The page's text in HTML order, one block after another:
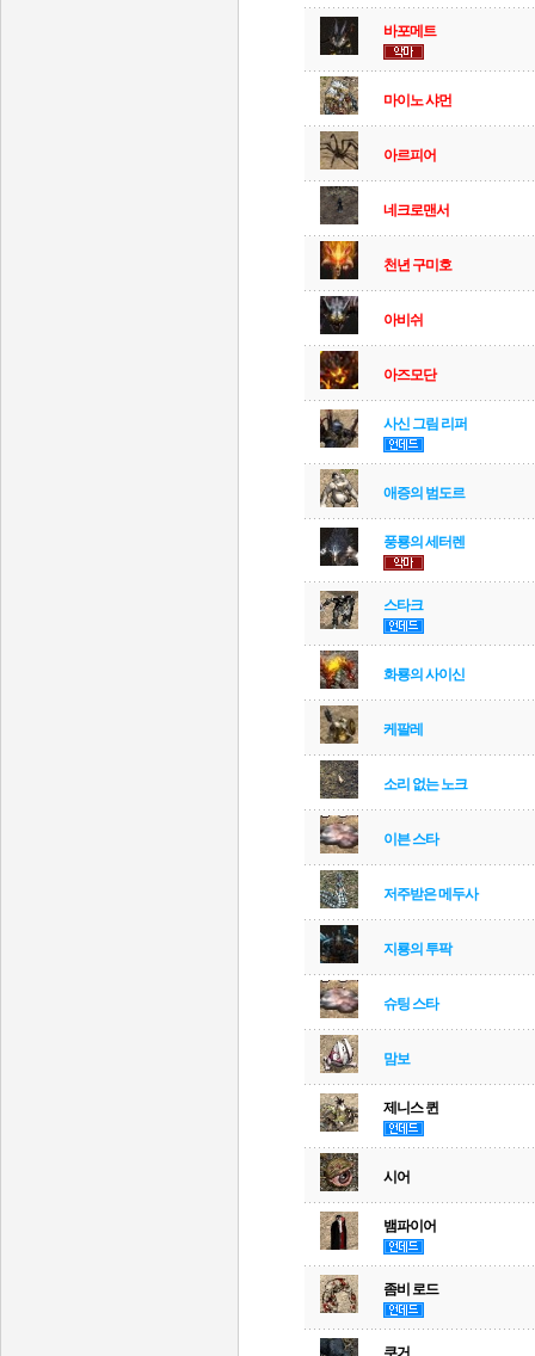
바포메트
마이노 샤먼
아르피어
네크로맨서
천년 구미호
아비쉬
아즈모단
사신 그림 리퍼
애증의 범도르
풍룡의 세터렌
스타크
화룡의 사이신
케팔레
소리 없는 노크
이븐 스타
저주받은 메두사
지룡의 투팍
슈팅 스타
맘보
제니스 퀸
시어
뱀파이어
좀비 로드
쿠거